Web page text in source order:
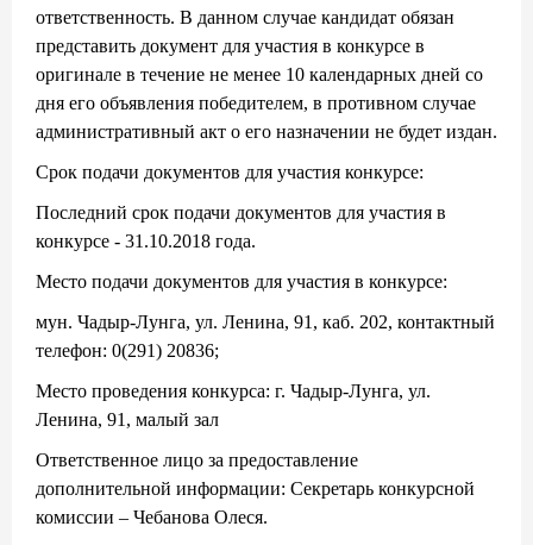
ответственность. В данном случае кандидат обязан
представить документ для участия в конкурсе в
оригинале в течение не менее 10 календарных дней со
дня его объявления победителем, в противном случае
административный акт о его назначении не будет издан.
Срок подачи документов для участия конкурсе:
Последний срок подачи документов для участия в
конкурсе - 31.10.2018 года.
Место подачи документов для участия в конкурсе:
мун. Чадыр-Лунга, ул. Ленина, 91, каб. 202, контактный
телефон: 0(291) 20836;
Место проведения конкурса: г. Чадыр-Лунга, ул.
Ленина, 91, малый зал
Ответственное лицо за предоставление
дополнительной информации: Секретарь конкурсной
комиссии – Чебанова Олеся.